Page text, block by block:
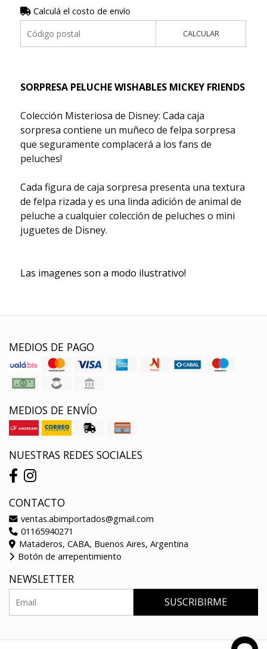
Calculá el costo de envío
CALCULAR
SORPRESA PELUCHE WISHABLES MICKEY FRIENDS
Colección Misteriosa de Disney: Cada caja
sorpresa contiene un muñeco de felpa sorpresa
que seguramente complacerá a los fans de
peluches!
Cada figura de caja sorpresa presenta una textura
de felpa rizada y es una linda adición de animal de
peluche a cualquier colección de peluches o mini
juguetes de Disney.
Las imagenes son a modo ilustrativo!
MEDIOS DE PAGO
MEDIOS DE ENVÍO
NUESTRAS REDES SOCIALES
CONTACTO
ventas.abimportados@gmail.com
01165940271
Mataderos, CABA, Buenos Aires, Argentina
Botón de arrepentimiento
NEWSLETTER
SUSCRIBIRME